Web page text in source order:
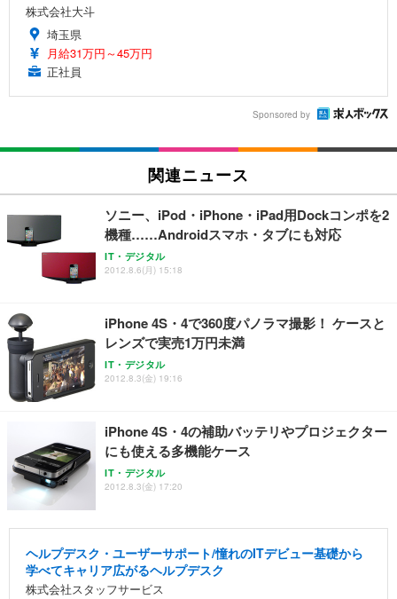
株式会社大斗
埼玉県
月給31万円～45万円
正社員
Sponsored by
関連ニュース
ソニー、iPod・iPhone・iPad用Dockコンポを2
機種……Androidスマホ・タブにも対応
IT・デジタル
2012.8.6(月) 15:18
iPhone 4S・4で360度パノラマ撮影！ ケースと
レンズで実売1万円未満
IT・デジタル
2012.8.3(金) 19:16
iPhone 4S・4の補助バッテリやプロジェクター
にも使える多機能ケース
IT・デジタル
2012.8.3(金) 17:20
ヘルプデスク・ユーザーサポート/憧れのITデビュー基礎から
学べてキャリア広がるヘルプデスク
株式会社スタッフサービス